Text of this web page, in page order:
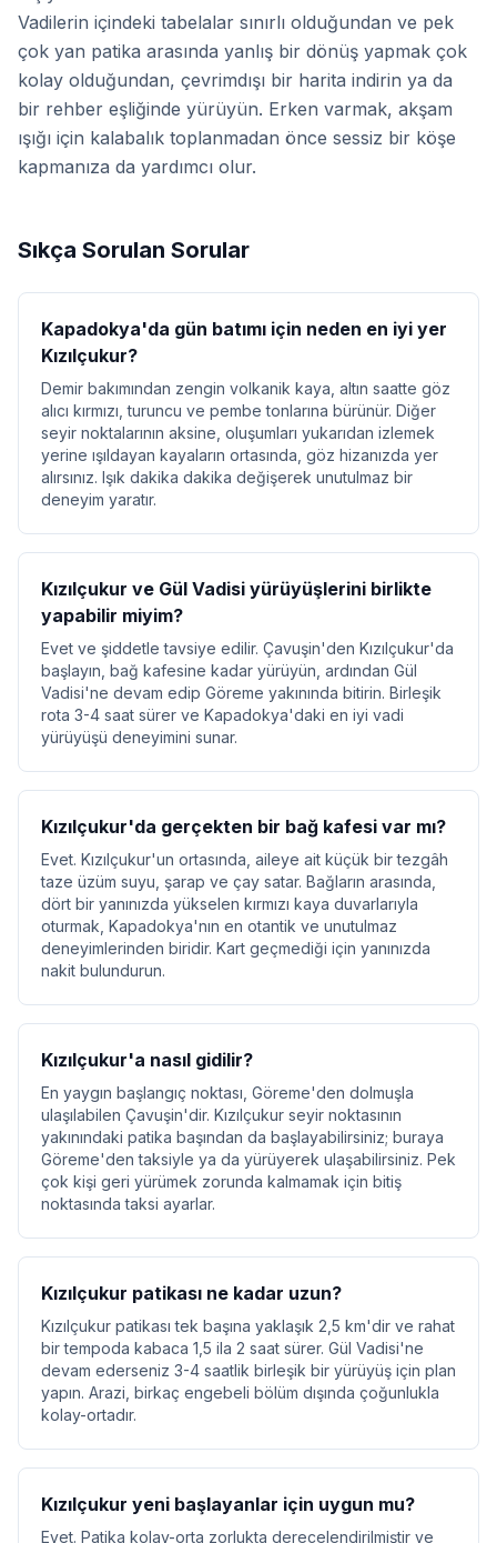
Vadilerin içindeki tabelalar sınırlı olduğundan ve pek
çok yan patika arasında yanlış bir dönüş yapmak çok
kolay olduğundan, çevrimdışı bir harita indirin ya da
bir rehber eşliğinde yürüyün. Erken varmak, akşam
ışığı için kalabalık toplanmadan önce sessiz bir köşe
kapmanıza da yardımcı olur.
Sıkça Sorulan Sorular
Kapadokya'da gün batımı için neden en iyi yer
Kızılçukur?
Demir bakımından zengin volkanik kaya, altın saatte göz
alıcı kırmızı, turuncu ve pembe tonlarına bürünür. Diğer
seyir noktalarının aksine, oluşumları yukarıdan izlemek
yerine ışıldayan kayaların ortasında, göz hizanızda yer
alırsınız. Işık dakika dakika değişerek unutulmaz bir
deneyim yaratır.
Kızılçukur ve Gül Vadisi yürüyüşlerini birlikte
yapabilir miyim?
Evet ve şiddetle tavsiye edilir. Çavuşin'den Kızılçukur'da
başlayın, bağ kafesine kadar yürüyün, ardından Gül
Vadisi'ne devam edip Göreme yakınında bitirin. Birleşik
rota 3-4 saat sürer ve Kapadokya'daki en iyi vadi
yürüyüşü deneyimini sunar.
Kızılçukur'da gerçekten bir bağ kafesi var mı?
Evet. Kızılçukur'un ortasında, aileye ait küçük bir tezgâh
taze üzüm suyu, şarap ve çay satar. Bağların arasında,
dört bir yanınızda yükselen kırmızı kaya duvarlarıyla
oturmak, Kapadokya'nın en otantik ve unutulmaz
deneyimlerinden biridir. Kart geçmediği için yanınızda
nakit bulundurun.
Kızılçukur'a nasıl gidilir?
En yaygın başlangıç noktası, Göreme'den dolmuşla
ulaşılabilen Çavuşin'dir. Kızılçukur seyir noktasının
yakınındaki patika başından da başlayabilirsiniz; buraya
Göreme'den taksiyle ya da yürüyerek ulaşabilirsiniz. Pek
çok kişi geri yürümek zorunda kalmamak için bitiş
noktasında taksi ayarlar.
Kızılçukur patikası ne kadar uzun?
Kızılçukur patikası tek başına yaklaşık 2,5 km'dir ve rahat
bir tempoda kabaca 1,5 ila 2 saat sürer. Gül Vadisi'ne
devam ederseniz 3-4 saatlik birleşik bir yürüyüş için plan
yapın. Arazi, birkaç engebeli bölüm dışında çoğunlukla
kolay-ortadır.
Kızılçukur yeni başlayanlar için uygun mu?
Evet. Patika kolay-orta zorlukta derecelendirilmiştir ve